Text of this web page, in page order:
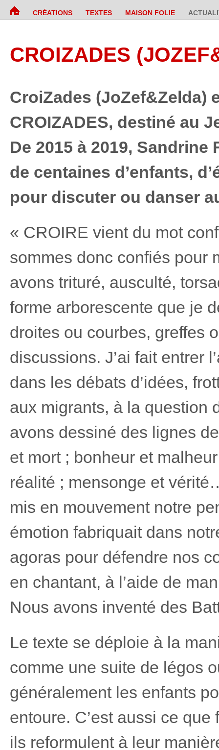
CRÉATIONS TEXTES MAISON FOLIE
CROIZADES
CroiZades (JoZef&Zelda)
CROIZADES, destiné au
De 2015 à 2019,
de centaines d’enfants,
pour discuter ou danser
« CROIRE vient du mot
sommes donc confiés pour
avons trituré, ausculté,
forme arborescente que je
droites ou courbes, greffes
discussions. J’ai fait entrer
dans les débats d’idées,
aux migrants, à la
avons dessiné des lignes
et mort ; bonheur et
réalité ; mensonge et
mis en mouvement notre
émotion fabriquait dans
agoras pour défendre nos
en chantant, à l’aide de
Nous avons inventé des
Le texte se déploie à la
comme une suite de légos
généralement les enfants
entoure. C’est aussi ce
ils reformulent à leur